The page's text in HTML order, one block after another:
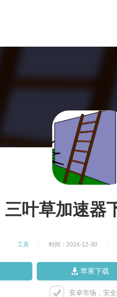
三叶草加速器
工具 时间：2024-12-30
苹果下载
安卓市场，安